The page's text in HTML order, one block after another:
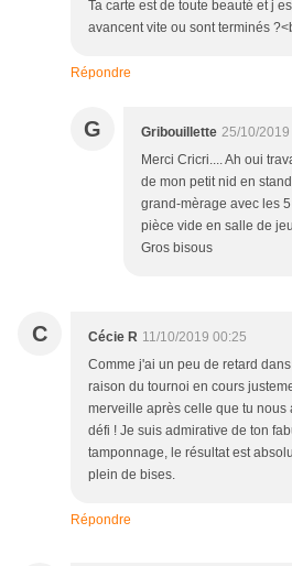
Ta carte est de toute beauté et j
avancent vite ou sont terminés
Répondre
G Gribouillette 25/10/2019
Merci Cricri.... Ah oui
de mon petit nid en
grand-mèrage avec les
pièce vide en salle de
Gros bisous
C Cécie R 11/10/2019 00:25
Comme j'ai un peu de retard
raison du tournoi en cours
merveille après celle que tu
défi ! Je suis admirative de ton
tamponnage, le résultat est
plein de bises.
Répondre